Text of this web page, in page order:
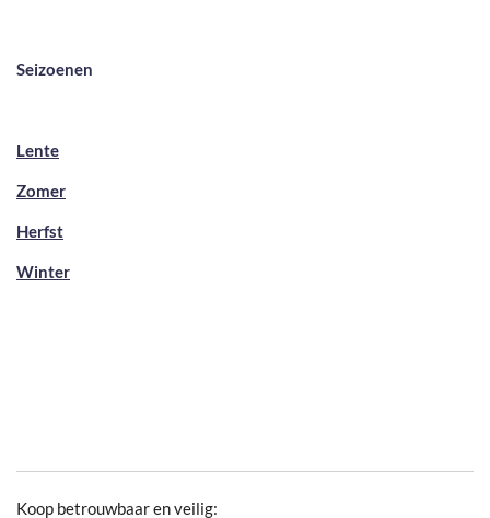
Seizoenen
Lente
Zomer
Herfst
Winter
Koop betrouwbaar en veilig: